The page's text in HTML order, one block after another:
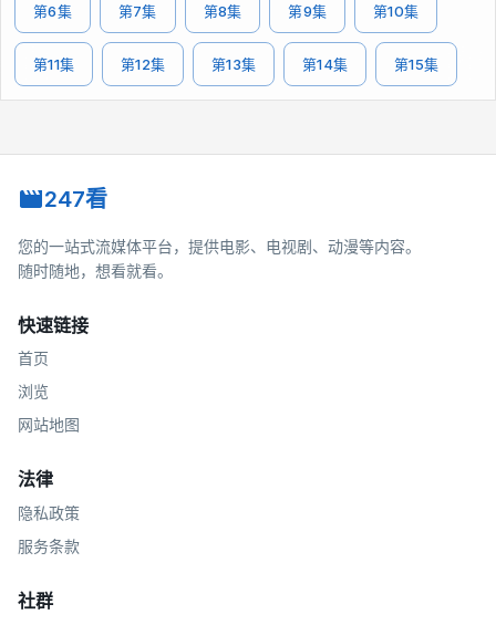
第6集 第7集 第8集 第9集 第10集
第11集 第12集 第13集 第14集 第15集
247看
您的一站式流媒体平台，提供电影、电视剧、动漫等内容。
随时随地，想看就看。
快速链接
首页
浏览
网站地图
法律
隐私政策
服务条款
社群